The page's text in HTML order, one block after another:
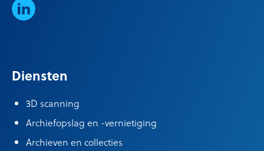
LinkedIn
Diensten
3D scanning
Archiefopslag en -vernietiging
Archieven en collecties